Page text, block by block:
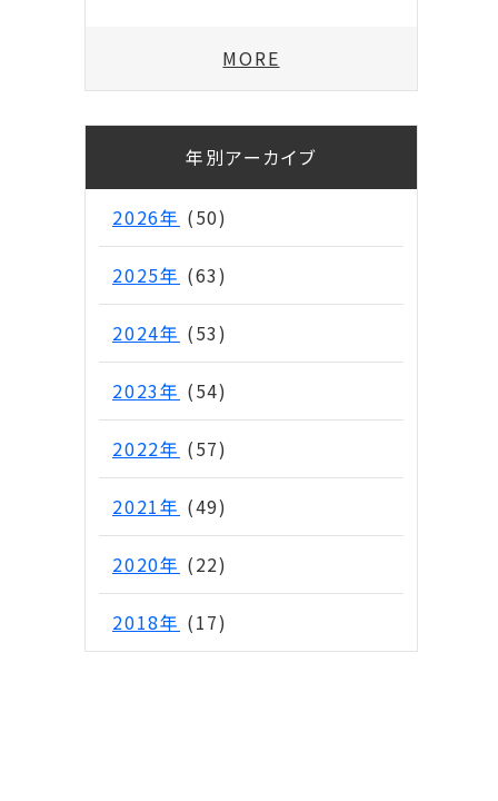
MORE
年別アーカイブ
2026年 (50)
2025年 (63)
2024年 (53)
2023年 (54)
2022年 (57)
2021年 (49)
2020年 (22)
2018年 (17)